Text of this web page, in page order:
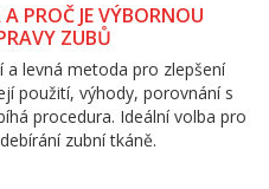
PROČ JE VÝBORNOU
ZUBŮ
levná metoda pro zlepšení
použití, výhody, porovnání s
procedura. Ideální volba pro
zubní tkáně.